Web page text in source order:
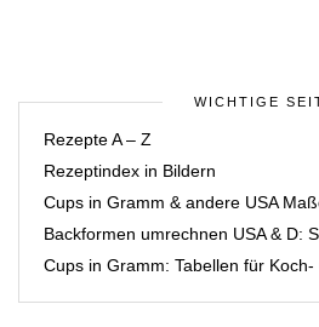
WICHTIGE
Rezepte A – Z
Rezeptindex in Bildern
Cups in Gramm & andere USA
Backformen umrechnen USA & D:
Cups in Gramm: Tabellen für